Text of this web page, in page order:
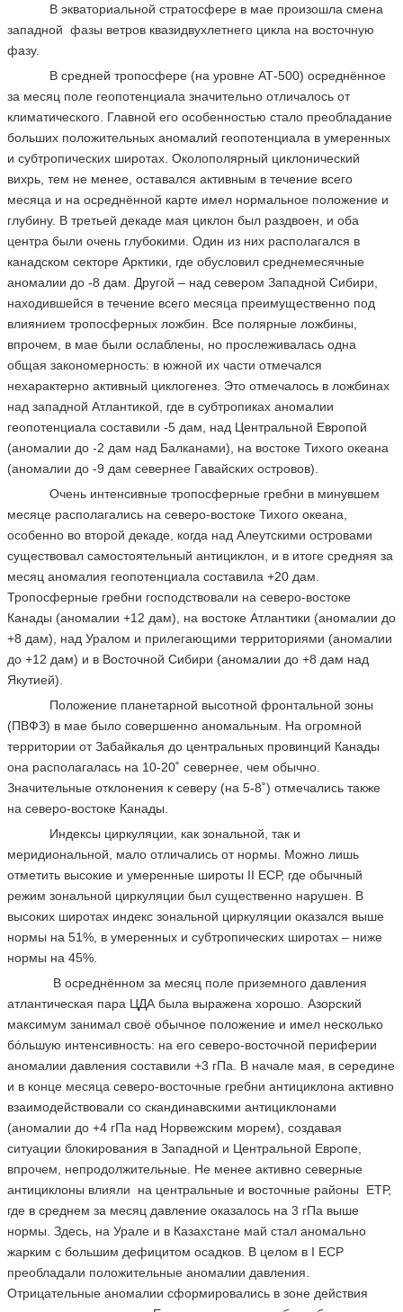
В экваториальной стратосфере в мае произошла смена
западной фазы ветров квазидвухлетнего цикла на восточную
фазу.
В средней тропосфере (на уровне АТ-500) осреднённое
за месяц поле геопотенциала значительно отличалось от
климатического. Главной его особенностью стало преобладание
больших положительных аномалий геопотенциала в умеренных
и субтропических широтах. Околополярный циклонический
вихрь, тем не менее, оставался активным в течение всего
месяца и на осреднённой карте имел нормальное положение и
глубину. В третьей декаде мая циклон был раздвоен, и оба
центра были очень глубокими. Один из них располагался в
канадском секторе Арктики, где обусловил среднемесячные
аномалии до -8 дам. Другой – над севером Западной Сибири,
находившейся в течение всего месяца преимущественно под
влиянием тропосферных ложбин. Все полярные ложбины,
впрочем, в мае были ослаблены, но прослеживалась одна
общая закономерность: в южной их части отмечался
нехарактерно активный циклогенез. Это отмечалось в ложбинах
над западной Атлантикой, где в субтропиках аномалии
геопотенциала составили -5 дам, над Центральной Европой
(аномалии до -2 дам над Балканами), на востоке Тихого океана
(аномалии до -9 дам севернее Гавайских островов).
Очень интенсивные тропосферные гребни в минувшем
месяце располагались на северо-востоке Тихого океана,
особенно во второй декаде, когда над Алеутскими островами
существовал самостоятельный антициклон, и в итоге средняя за
месяц аномалия геопотенциала составила +20 дам.
Тропосферные гребни господствовали на северо-востоке
Канады (аномалии +12 дам), на востоке Атлантики (аномалии до
+8 дам), над Уралом и прилегающими территориями (аномалии
до +12 дам) и в Восточной Сибири (аномалии до +8 дам над
Якутией).
Положение планетарной высотной фронтальной зоны
(ПВФЗ) в мае было совершенно аномальным. На огромной
территории от Забайкалья до центральных провинций Канады
она располагалась на 10-20˚ севернее, чем обычно.
Значительные отклонения к северу (на 5-8˚) отмечались также
на северо-востоке Канады.
Индексы циркуляции, как зональной, так и
меридиональной, мало отличались от нормы. Можно лишь
отметить высокие и умеренные широты II ЕСР, где обычный
режим зональной циркуляции был существенно нарушен. В
высоких широтах индекс зональной циркуляции оказался выше
нормы на 51%, в умеренных и субтропических широтах – ниже
нормы на 45%.
В осреднённом за месяц поле приземного давления
атлантическая пара ЦДА была выражена хорошо. Азорский
максимум занимал своё обычное положение и имел несколько
бóльшую интенсивность: на его северо-восточной периферии
аномалии давления составили +3 гПа. В начале мая, в середине
и в конце месяца северо-восточные гребни антициклона активно
взаимодействовали со скандинавскими антициклонами
(аномалии до +4 гПа над Норвежским морем), создавая
ситуации блокирования в Западной и Центральной Европе,
впрочем, непродолжительные. Не менее активно северные
антициклоны влияли на центральные и восточные районы ЕТР,
где в среднем за месяц давление оказалось на 3 гПа выше
нормы. Здесь, на Урале и в Казахстане май стал аномально
жарким с большим дефицитом осадков. В целом в I ЕСР
преобладали положительные аномалии давления.
Отрицательные аномалии сформировались в зоне действия